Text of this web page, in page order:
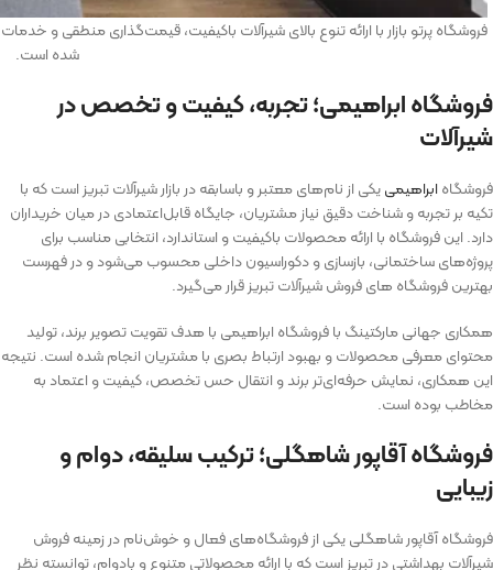
فروشگاه پرتو بازار با ارائه تنوع بالای شیرآلات باکیفیت، قیمت‌گذاری منطقی و
شده است.
فروشگاه ابراهیمی؛ تجربه، کیفیت و تخصص در
شیرآلات
فروشگاهابراهیمییکی از نام‌های معتبر و باسابقه در بازار شیرآلات تبریز است که با
تکیه بر تجربه و شناخت دقیق نیاز مشتریان، جایگاه قابل‌اعتمادی در میان خریداران
دارد. این فروشگاه با ارائه محصولات باکیفیت و استاندارد، انتخابی مناسب برای
پروژه‌های ساختمانی، بازسازی و دکوراسیون داخلی محسوب می‌شود و در فهرست
بهترین فروشگاه ‌های فروش شیرآلات تبریز قرار می‌گیرد.
همکاری جهانی مارکتینگ با فروشگاه ابراهیمی با هدف تقویت تصویر برند، تولید
محتوای معرفی محصولات و بهبود ارتباط بصری با مشتریان انجام شده است. نتیجه
این همکاری، نمایش حرفه‌ای‌تر برند و انتقال حس تخصص، کیفیت و اعتماد به
مخاطب بوده است.
فروشگاه آقاپور شاهگلی؛ ترکیب سلیقه، دوام و
زیبایی
فروشگاه آقاپور شاهگلی یکی از فروشگاه‌های فعال و خوش‌نام در زمینه فروش
شیرآلات بهداشتی در تبریز است که با ارائه محصولاتی متنوع و بادوام، توانسته نظر